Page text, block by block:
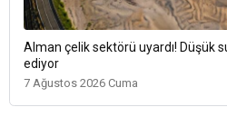
Alman çelik sektörü uyardı! Düşük
ediyor
7 Ağustos 2026 Cuma